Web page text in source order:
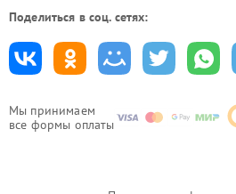
Мы принимаем
все формы оплаты
Поделиться в соц. сетях: